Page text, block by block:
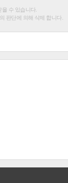
수 있습니다.
판단에 의해 삭제 합니다.